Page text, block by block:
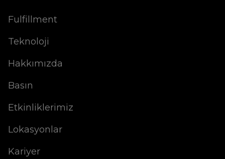
Fulfillment
Teknoloji
Hakkımızda
Basın
Etkinliklerimiz
Lokasyonlar
Kariyer